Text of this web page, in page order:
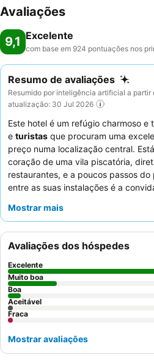
Avaliações
9,1 Excelente
com base em 924 pontuações nos
Resumo de avaliações
Resumido por inteligência artificial a partir
atualização: 30 Jul 2026
Este hotel é um refúgio charmoso e
e turistas que procuram uma
preço numa localização central.
coração de uma vila piscatória,
restaurantes, e a poucos passos
entre as suas instalações é a
apanhar sol. Os hóspedes elogiam
qualidade, que inclui frutas frescas
horários flexíveis. Para uma
hóspedes devem solicitar um
Mostrar mais
Avaliações dos hóspedes
Excelente
Muito boa
Boa
Aceitável
Fraca
Mostrar avaliações